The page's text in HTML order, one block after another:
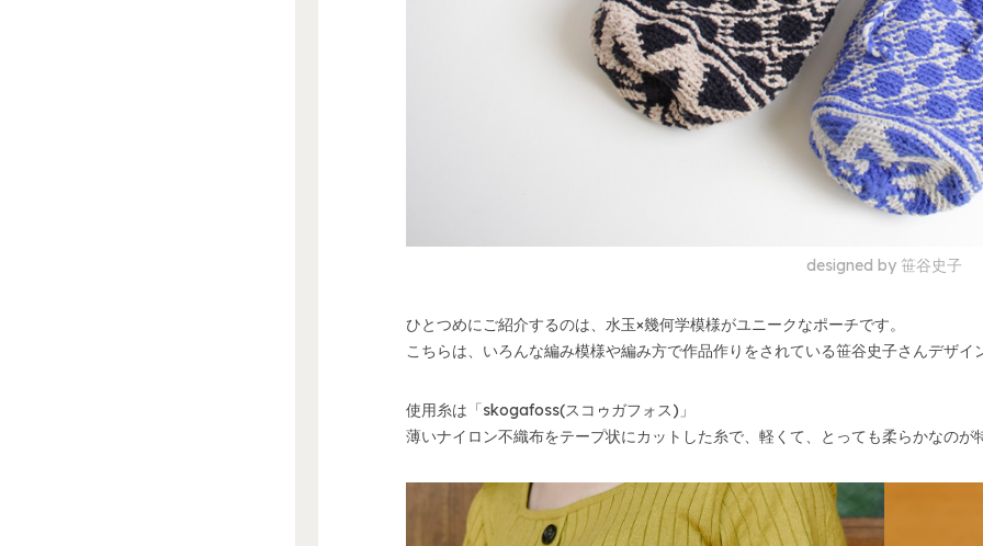
designed by 笹谷史子
ひとつめにご紹介するのは、水玉×幾何学模様がユニークなポーチです。
こちらは、いろんな編み模様や編み方で作品作りをされている笹谷史子さんデザイ
使用糸は「skogafoss(スコゥガフォス)」
薄いナイロン不織布をテープ状にカットした糸で、軽くて、とっても柔らかなのが